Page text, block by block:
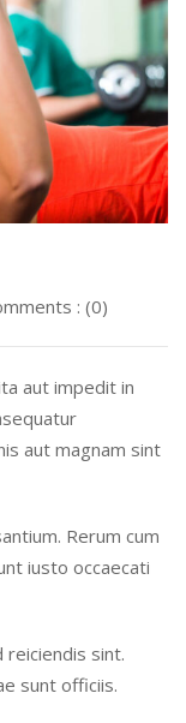
: (0)
aut impedit in
aut magnam sint
Rerum cum
iusto occaecati
reiciendis sint.
sunt officiis.